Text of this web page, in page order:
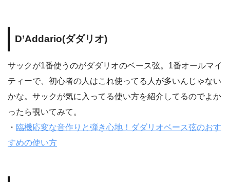
D’Addario(ダダリオ)
サックが1番使うのがダダリオのベース弦。1番オールマイ
ティーで、初心者の人はこれ使ってる人が多いんじゃない
かな。サックが気に入ってる使い方を紹介してるのでよか
ったら覗いてみて。
・ 臨機応変な音作りと弾き心地！ダダリオベース弦のおす
すめの使い方